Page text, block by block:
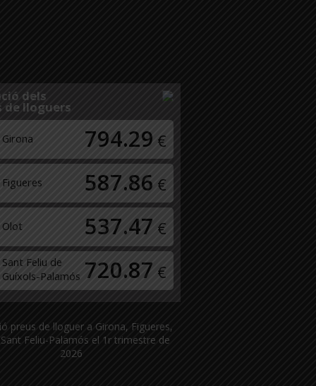
dels
de lloguers
Girona 794.29 €
Figueres 587.86 €
Olot 537.47 €
Sant Feliu de
Guíxols-Palamós 720.87 €
preus de lloguer a Girona, Figueres,
Feliu-Palamós el 1r trimestre de
2026